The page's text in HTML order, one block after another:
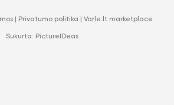
| Privatumo politika Varle.lt marketplace
Sukurta: PictureIDeas